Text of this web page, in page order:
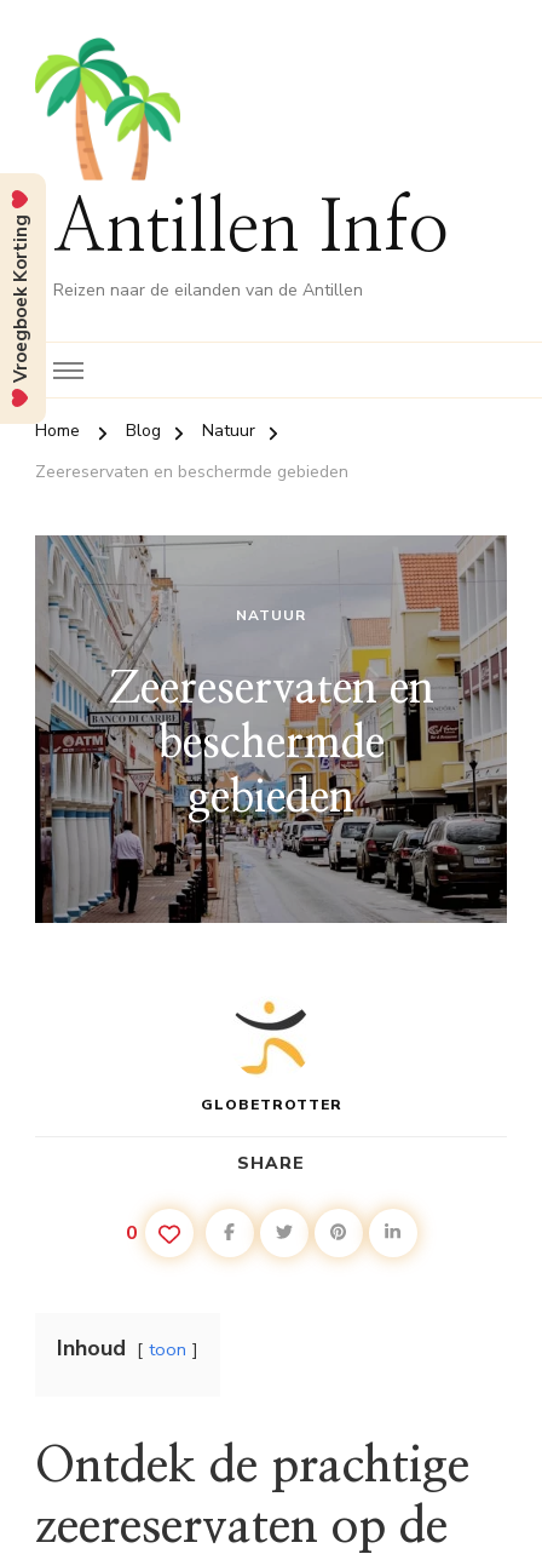
Antillen Info
Reizen naar de eilanden van de Antillen
Home Blog
Natuur
Zeereservaten en beschermde gebieden
NATUUR
Zeereservaten en
beschermde
gebieden
GLOBETROTTER
SHARE
0
Inhoud toon
Ontdek de prachtige
zeereservaten op de
Vroegboek Korting